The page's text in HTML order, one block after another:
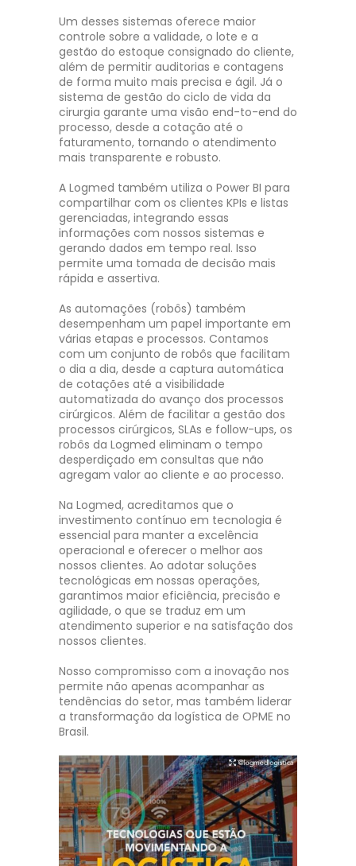
Um desses sistemas oferece maior
controle sobre a validade, o lote e a
gestão do estoque consignado do cliente,
além de permitir auditorias e contagens
de forma muito mais precisa e ágil. Já o
sistema de gestão do ciclo de vida da
cirurgia garante uma visão end-to-end do
processo, desde a cotação até o
faturamento, tornando o atendimento
mais transparente e robusto.
A Logmed também utiliza o Power BI para
compartilhar com os clientes KPIs e listas
gerenciadas, integrando essas
informações com nossos sistemas e
gerando dados em tempo real. Isso
permite uma tomada de decisão mais
rápida e assertiva.
As automações (robôs) também
desempenham um papel importante em
várias etapas e processos. Contamos
com um conjunto de robôs que facilitam
o dia a dia, desde a captura automática
de cotações até a visibilidade
automatizada do avanço dos processos
cirúrgicos. Além de facilitar a gestão dos
processos cirúrgicos, SLAs e follow-ups, os
robôs da Logmed eliminam o tempo
desperdiçado em consultas que não
agregam valor ao cliente e ao processo.
Na Logmed, acreditamos que o
investimento contínuo em tecnologia é
essencial para manter a excelência
operacional e oferecer o melhor aos
nossos clientes. Ao adotar soluções
tecnológicas em nossas operações,
garantimos maior eficiência, precisão e
agilidade, o que se traduz em um
atendimento superior e na satisfação dos
nossos clientes.
Nosso compromisso com a inovação nos
permite não apenas acompanhar as
tendências do setor, mas também liderar
a transformação da logística de OPME no
Brasil.